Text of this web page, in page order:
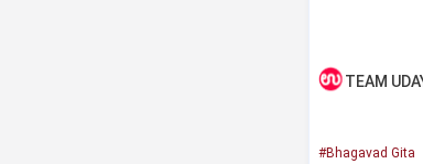
TEAM
#Bhagavad Gita